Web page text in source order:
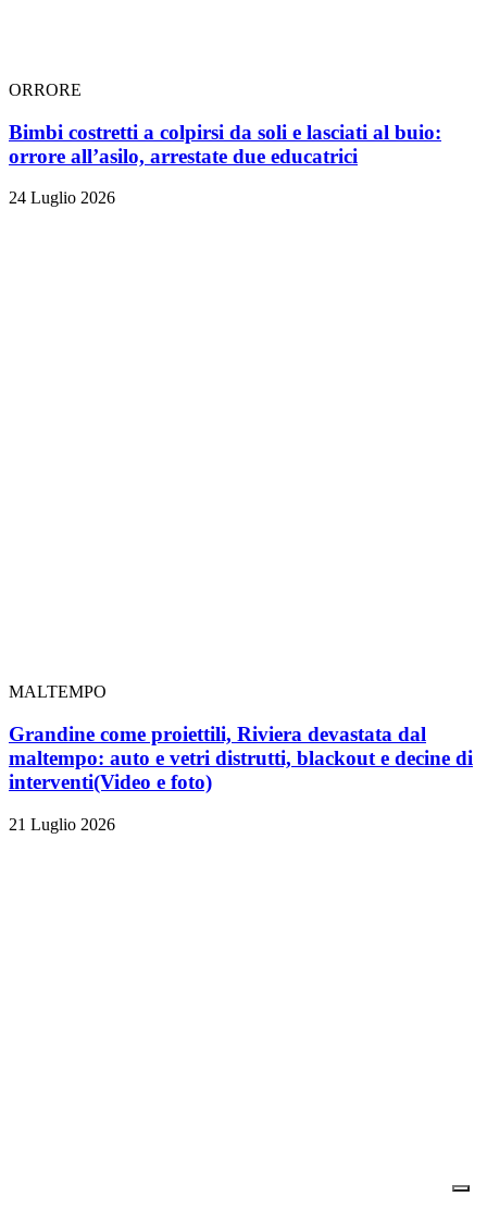
ORRORE
Bimbi costretti a colpirsi da soli e lasciati al buio:
orrore all’asilo, arrestate due educatrici
24 Luglio 2026
MALTEMPO
Grandine come proiettili, Riviera devastata dal
maltempo: auto e vetri distrutti, blackout e decine di
interventi(Video e foto)
21 Luglio 2026